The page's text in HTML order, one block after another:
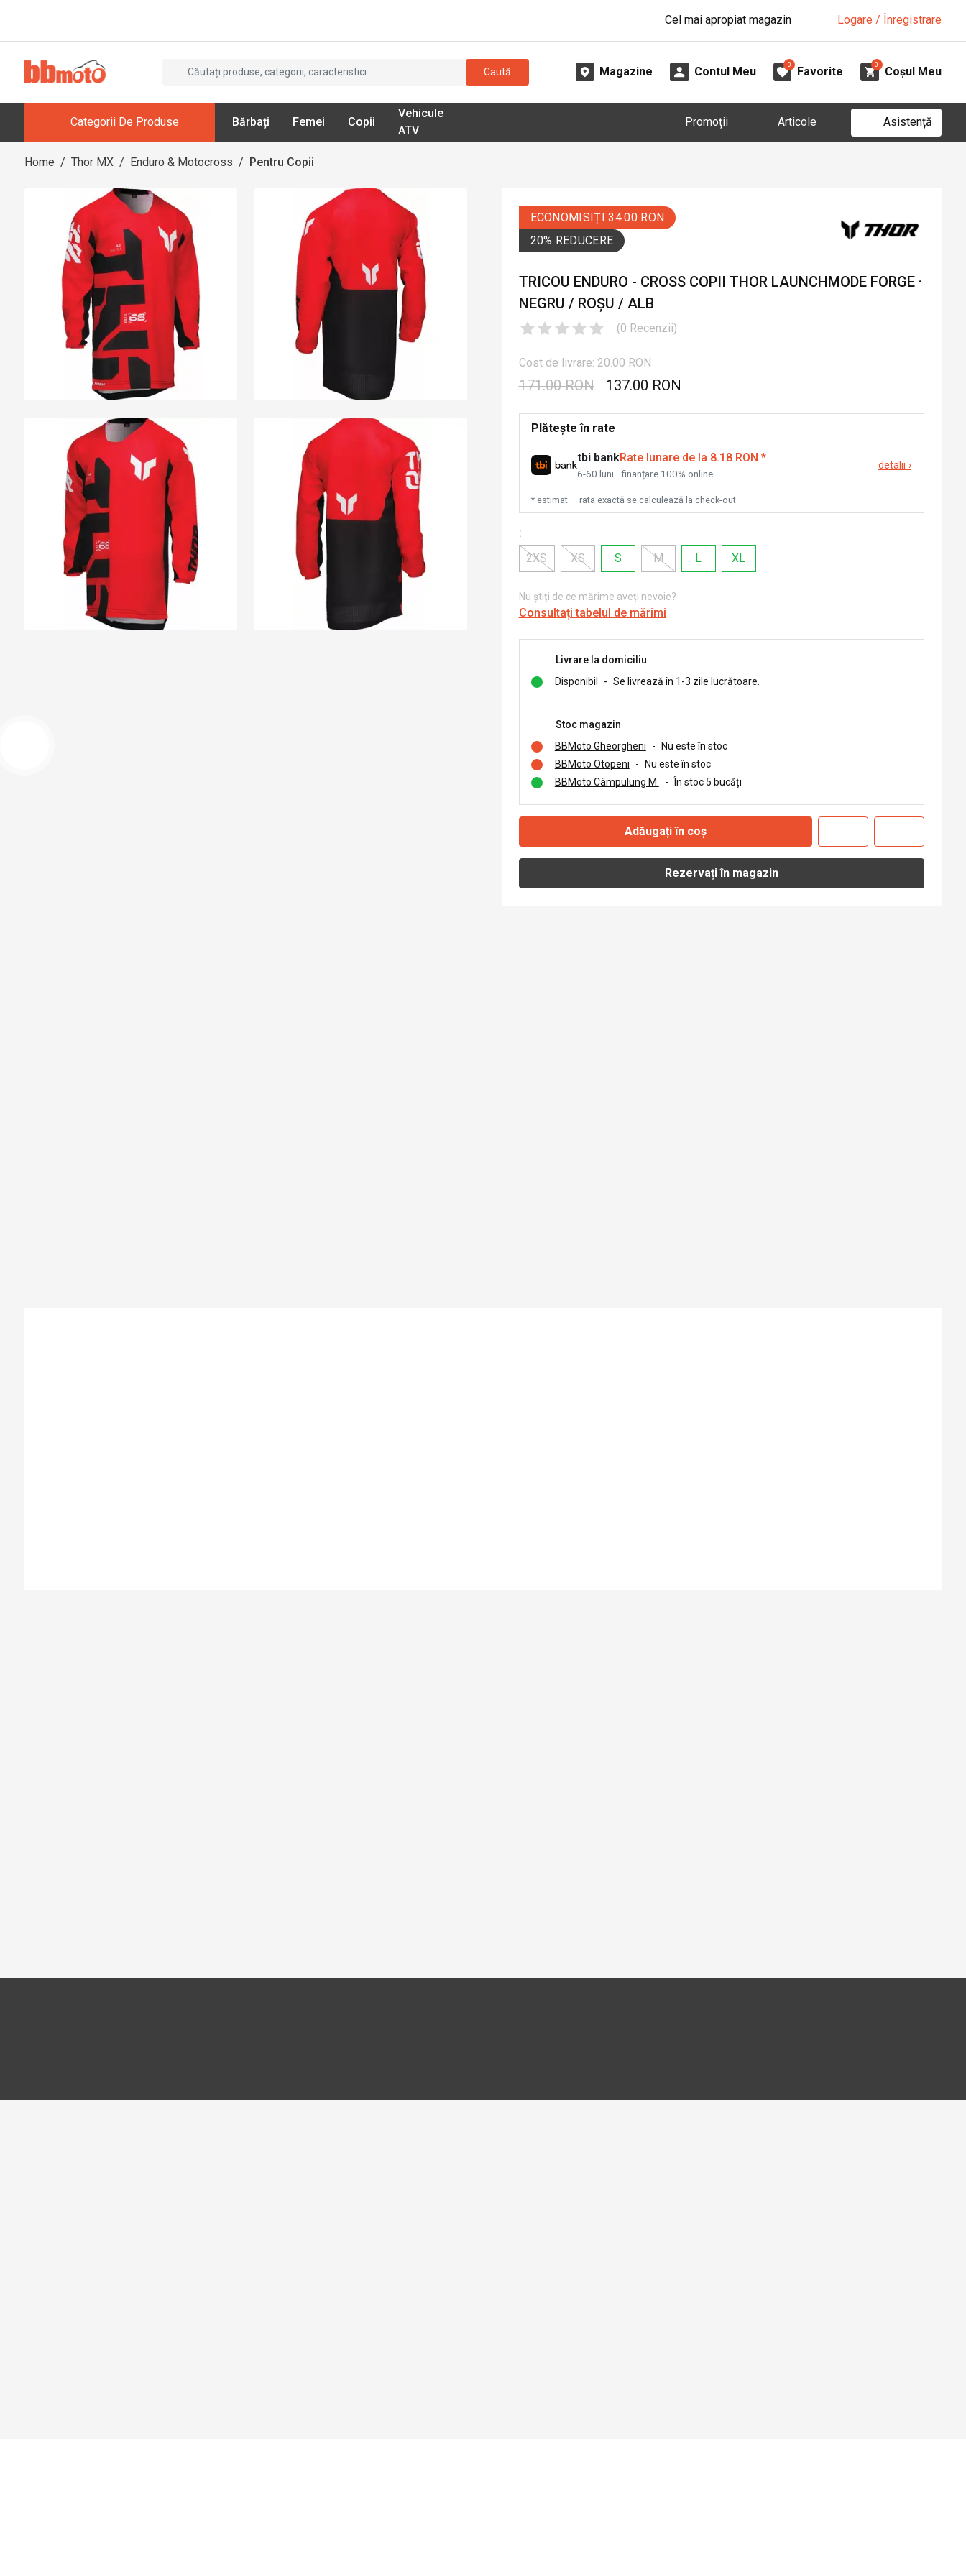
Cel mai apropiat magazin Logare / Înregistrare
Caută Magazine Contul Meu
0
Favorite
0
Coșul Meu
Categorii De Produse Bărbați Femei Copii
Vehicule
ATV
Promoții Articole Asistență
Home / Thor MX / Enduro & Motocross / Pentru Copii
ECONOMISIȚI 34.00 RON
20% REDUCERE
TRICOU ENDURO - CROSS COPII THOR LAUNCHMODE FORGE ·
NEGRU / ROȘU / ALB
(0 Recenzii)
Cost de livrare: 20.00 RON
171.00 RON 137.00 RON
Plătește în rate
tbi bankRate lunare de la 8.18 RON *
6-60 luni · finanțare 100% online
detalii ›
* estimat — rata exactă se calculează la check-out
:
2XS
XS S M L XL
Nu știți de ce mărime aveți nevoie?
Consultați tabelul de mărimi
Livrare la domiciliu
Disponibil
- Se livrează în 1-3 zile lucrătoare.
Stoc magazin
BBMoto Gheorgheni
-
Nu este în stoc
BBMoto Otopeni
-
Nu este în stoc
BBMoto Câmpulung M.
- În stoc 5 bucăți
Adăugați în coș
Rezervați în magazin